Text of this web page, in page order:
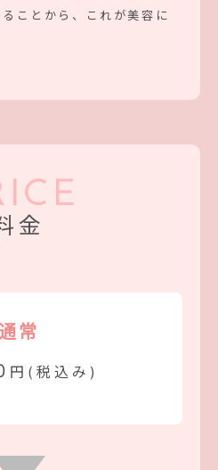
ことから、これが美容に
金
通常
円(税込み)